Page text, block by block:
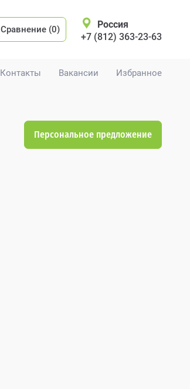
Контакты Вакансии Избранное
Сравнение (0)
Россия
+7 (812) 363-23-63
Персональное предложение